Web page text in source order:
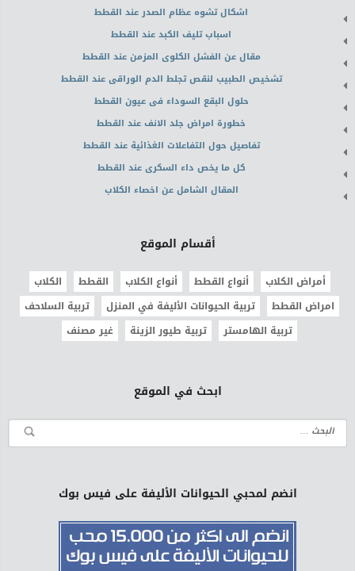
اشكال تشوه عظام الصدر عند القطط
اسباب تليف الكبد عند القطط
مقال عن الفشل الكلوى المزمن عند القطط
تشخيص الطبيب لنقص تجلط الدم الوراقى عند القطط
حلول البقع السوداء فى عيون القطط
خطورة امراض جلد الانف عند القطط
تفاصيل حول التفاعلات الغذائية عند القطط
كل ما يخص داء السكرى عند القطط
المقال الشامل عن اخصاء الكلاب
أقسام الموقع
أمراض الكلاب أنواع القطط أنواع الكلاب القطط
الكلاب
امراض القطط
تربية الحيوانات الأليفة في المنزل
تربية السلاحف
تربية الهامستر
تربية طيور الزينة غير مصنف
ابحث في الموقع
انضم لمحبي الحيوانات الأليفة على فيس بوك